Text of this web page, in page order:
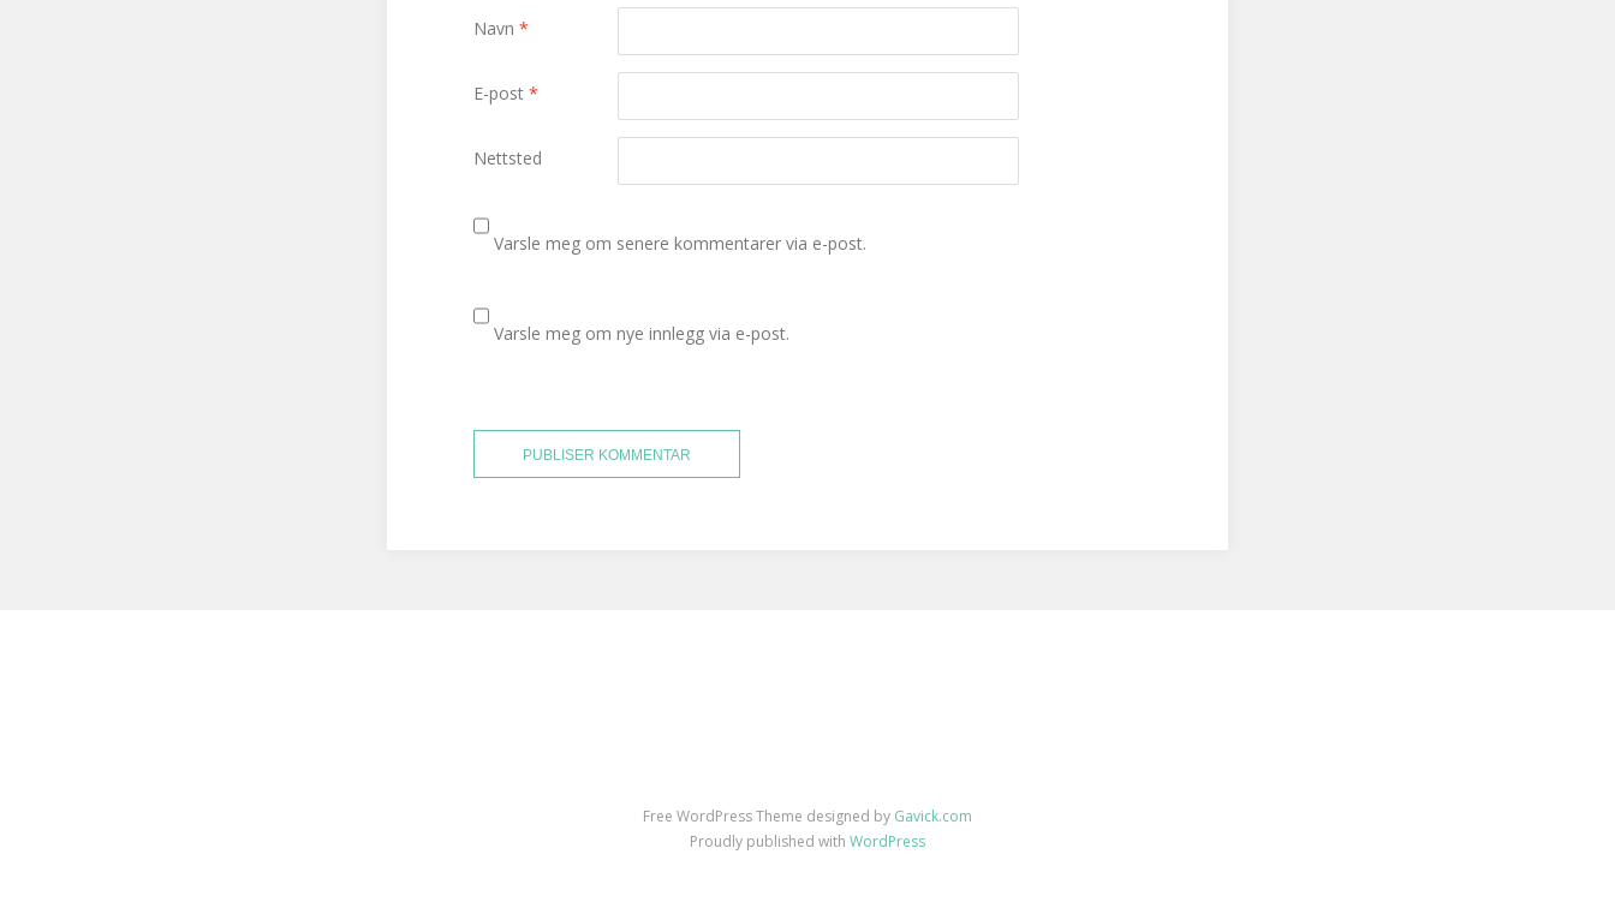
Navn *
E-post *
Nettsted
Varsle meg om senere kommentarer via e-post.
Varsle meg om nye innlegg via e-post.
Free WordPress Theme designed by Gavick.com
Proudly published with WordPress